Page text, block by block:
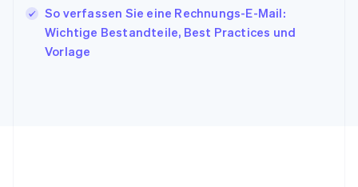
So verfassen Sie eine Rechnungs-E-Mail:
Wichtige Bestandteile, Best Practices und
Vorlage
Liechtenstein
DeutschEnglish
Litauen